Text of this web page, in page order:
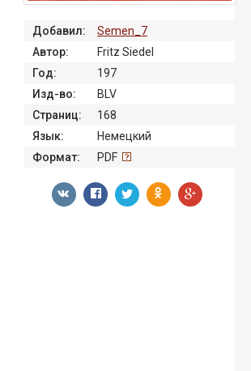
Добавил:
Semen_7
Автор:
Fritz Siedel
Год:
197
Изд-во:
BLV
Страниц:
168
Язык:
Немецкий
Формат:
PDF